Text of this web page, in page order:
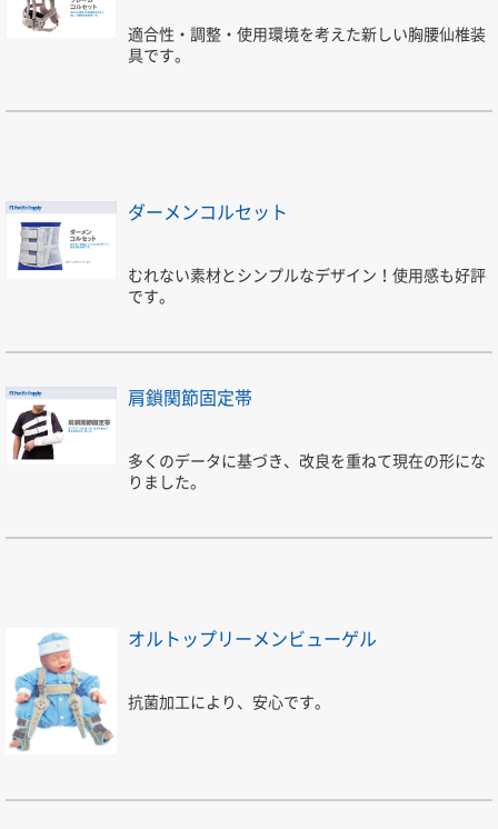
適合性・調整・使用環境を考えた新しい胸腰仙椎装
具です。
ダーメンコルセット
むれない素材とシンプルなデザイン！使用感も好評
です。
肩鎖関節固定帯
多くのデータに基づき、改良を重ねて現在の形にな
りました。
オルトップリーメンビューゲル
抗菌加工により、安心です。